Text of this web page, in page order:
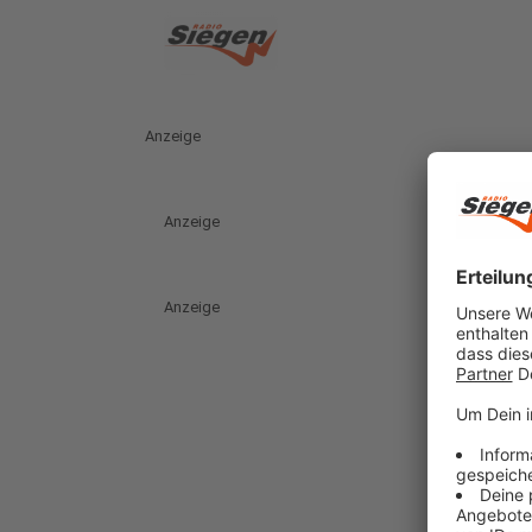
Anzeige
Anzeige
Anzeige